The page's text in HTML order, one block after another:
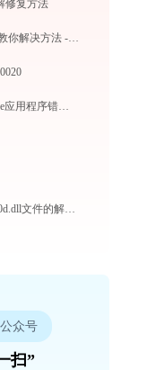
修复方法
惠普M232dw打印机连不上？教你解决方法 -金山毒霸
WPS Office错误报告transerr.exe应用程序错误0xc000000d解决方法
系统提示缺失opencv_world480d.dll文件的解决方法
众号
扫”